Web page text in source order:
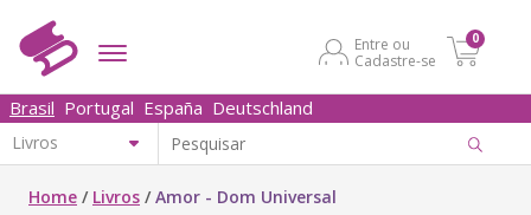
Entre ou
Cadastre-se
0
Brasil Portugal España Deutschland
Home / Livros /Amor - Dom Universal